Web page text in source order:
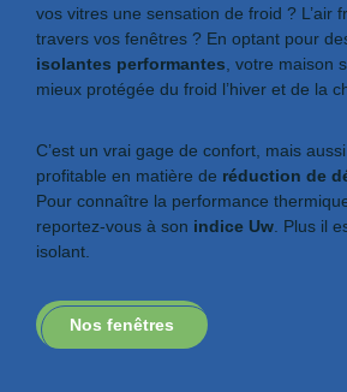
vos vitres une sensation de froid ? L’air
travers vos fenêtres ? En optant pour
isolantes performantes , votre maison
mieux protégée du froid l’hiver et de la
C’est un vrai gage de confort, mais
profitable en matière de réduction de
Pour connaître la performance
reportez-vous à son indice Uw . Plus il
isolant.
Nos fenêtres